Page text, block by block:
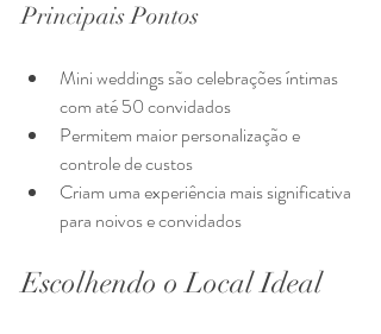
Principais Pontos
Mini weddings são celebrações íntimas
com até 50 convidados
Permitem maior personalização e
controle de custos
Criam uma experiência mais significativa
para noivos e convidados
Escolhendo o Local Ideal